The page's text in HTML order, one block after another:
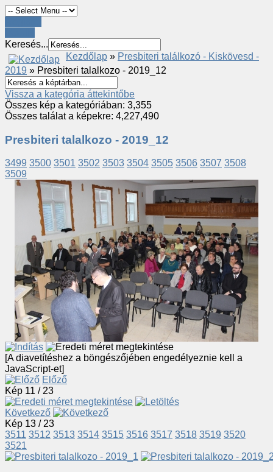
Keresés...
Kezdőlap » Presbiteri találkozó - Kiskövesd -
2019 » Presbiteri talalkozo - 2019_12
Vissza a kategória áttekintőbe
Összes kép a kategóriában: 3,355
Összes találat a képekre: 4,227,490
Presbiteri talalkozo - 2019_12
3499 3500 3501 3502 3503 3504 3505 3506 3507 3508
3509
[A diavetítéshez a böngészőjében engedélyeznie kell a
JavaScript-et]
Előző
Kép 11 / 23
Következő
Kép 13 / 23
3511 3512 3513 3514 3515 3516 3517 3518 3519 3520
3521